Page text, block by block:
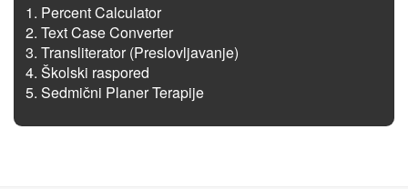
Percent Calculator
Text Case Converter
Transliterator (Preslovljavanje)
Školski raspored
Sedmični Planer Terapije